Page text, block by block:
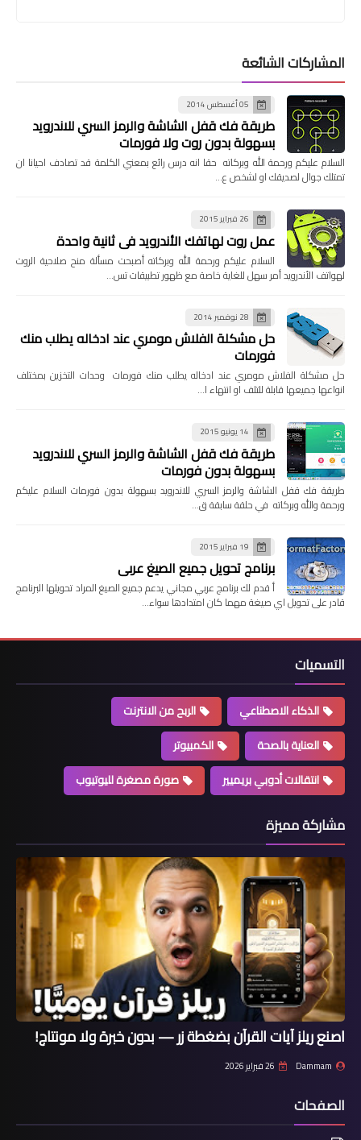
المشاركات الشائعة
05 أغسطس 2014
طريقة فك قفل الشاشة والرمز السري للاندرويد
بسهولة بدون روت ولا فورمات
السلام عليكم ورحمة الله وبركاته حقا انه درس رائع بمعني الكلمة قد تصادف احيانا ان
تمتلك جوال لصديقك او لشخص ع…
26 فبراير 2015
عمل روت لهاتفك الأندرويد في ثانية واحدة
السلام عليكم ورحمة الله وبركاته أصبحت مسألة منح صلاحية الروت
لهواتف الأندرويد أمر سهل للغاية خاصة مع ظهور تطبيقات تس…
28 نوفمبر 2014
حل مشكلة الفلاش مومري عند ادخاله يطلب منك
فورمات
حل مشكلة الفلاش مومري عند ادخاله يطلب منك فورمات وحدات التخزين بمختلف
انواعها جميعها قابلة للتلف او انتهاء ا…
14 يونيو 2015
طريقة فك قفل الشاشة والرمز السري للاندرويد
بسهولة بدون فورمات
طريقة فك قفل الشاشة والرمز السري للاندرويد بسهولة بدون فورمات السلام عليكم
ورحمة والله وبركاته في حلقة سابقة ق…
19 فبراير 2015
برنامج تحويل جميع الصيغ عربي
أ قدم لك برنامج عربي مجاني يدعم جميع الصيغ المراد تحويلها البرنامج
قادر على تحويل اي صيغة مهما كان امتدادها سواء…
التسميات
الذكاء الاصطناعي
الربح من الانترنت
العناية بالصحة
الكمبيوتر
انتقالات أدوبي بريميير
صورة مصغرة لليوتيوب
مشاركة مميزة
اصنع ريلز آيات القرآن بضغطة زر — بدون خبرة ولا مونتاج!
Dammam 26 فبراير 2026
الصفحات